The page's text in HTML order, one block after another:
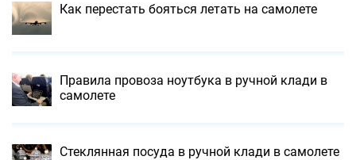
Как перестать бояться летать на самолете
Правила провоза ноутбука в ручной клади в
самолете
Стеклянная посуда в ручной клади в самолете